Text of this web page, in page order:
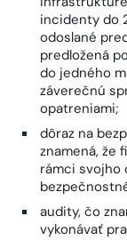
incidenty do
odoslané
predložená
do jedného
záverečnú
opatreniami;
dôraz na
znamená, že
rámci svojho
audity, čo
vykonávať